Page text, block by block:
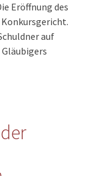
Eröffnung des
auf